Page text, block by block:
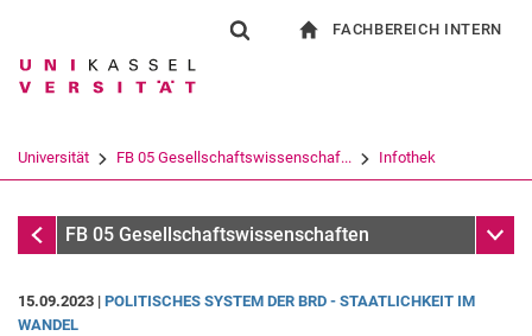
Springe direkt zu: Inhalt
Springe direkt zu: Suche
Springe direkt zu:
Suchbegriff
Suchen (öffnet externen Link in einem
FACHBEREICH INTERN
Universität FB 05 Gesellschaftswissenschaf... Infothek
InfothekFB 05 Gesellschaftswissenschaften
15.09.2023 | PO­LI­TI­SCHES SYS­TEM DER BRD - STAAT­LICH­KEIT IM
WAN­DEL